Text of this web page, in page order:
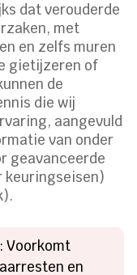
dat verouderde
met
en zelfs muren
gietijzeren of
de
die wij
aangevuld
van onder
geavanceerde
keuringseisen)
: Voorkomt
en